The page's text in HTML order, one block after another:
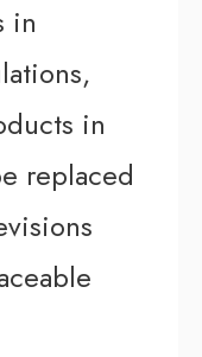
in
in
replaced